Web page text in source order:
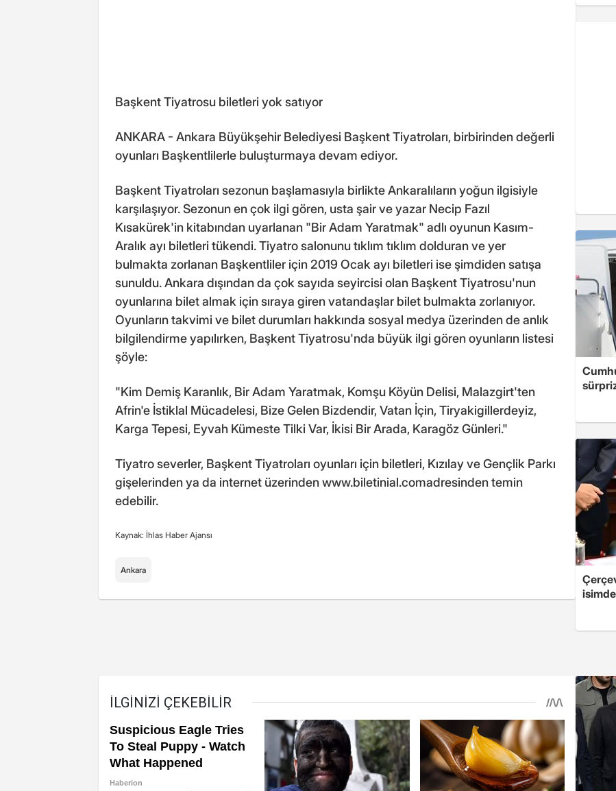
Başkent Tiyatrosu biletleri yok satıyor
ANKARA - Ankara Büyükşehir Belediyesi Başkent Tiyatroları, birbirinden değerli
oyunları Başkentlilerle buluşturmaya devam ediyor.
Başkent Tiyatroları sezonun başlamasıyla birlikte Ankaralıların yoğun ilgisiyle
karşılaşıyor. Sezonun en çok ilgi gören, usta şair ve yazar Necip Fazıl
Kısakürek'in kitabından uyarlanan "Bir Adam Yaratmak" adlı oyunun Kasım-
Aralık ayı biletleri tükendi. Tiyatro salonunu tıklım tıklım dolduran ve yer
bulmakta zorlanan Başkentliler için 2019 Ocak ayı biletleri ise şimdiden satışa
sunuldu. Ankara dışından da çok sayıda seyircisi olan Başkent Tiyatrosu'nun
oyunlarına bilet almak için sıraya giren vatandaşlar bilet bulmakta zorlanıyor.
Oyunların takvimi ve bilet durumları hakkında sosyal medya üzerinden de anlık
bilgilendirme yapılırken, Başkent Tiyatrosu'nda büyük ilgi gören oyunların listesi
şöyle:
"Kim Demiş Karanlık, Bir Adam Yaratmak, Komşu Köyün Delisi, Malazgirt'ten
Afrin'e İstiklal Mücadelesi, Bize Gelen Bizdendir, Vatan İçin, Tiryakigillerdeyiz,
Karga Tepesi, Eyvah Kümeste Tilki Var, İkisi Bir Arada, Karagöz Günleri."
Tiyatro severler, Başkent Tiyatroları oyunları için biletleri, Kızılay ve Gençlik Parkı
gişelerinden ya da internet üzerinden www.biletinial.comadresinden temin
edebilir.
Kaynak: İhlas Haber Ajansı
Ankara